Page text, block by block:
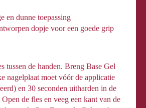
en dunne toepassing
dopje voor een goede grip
tussen de handen. Breng Base Gel
nagelplaat moet vóór de applicatie
en 30 seconden uitharden in de
de fles en veeg een kant van de